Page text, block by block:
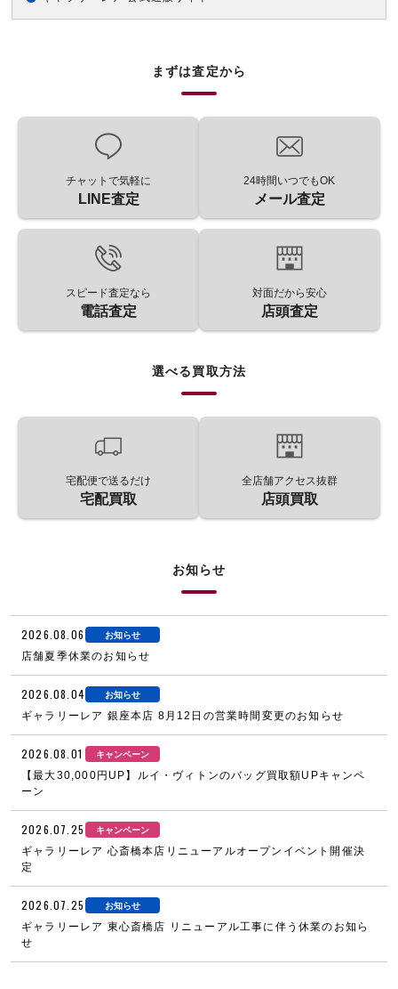
まずは査定から
チャットで気軽に
LINE査定
24時間いつでもOK
メール査定
スピード査定なら
電話査定
対面だから安心
店頭査定
選べる買取方法
宅配便で送るだけ
宅配買取
全店舗アクセス抜群
店頭買取
お知らせ
2026.08.06 お知らせ
店舗夏季休業のお知らせ
2026.08.04 お知らせ
ギャラリーレア 銀座本店 8月12日の営業時間変更のお知らせ
2026.08.01 キャンペーン
【最大30,000円UP】ルイ・ヴィトンのバッグ買取額UPキャンペ
ーン
2026.07.25 キャンペーン
ギャラリーレア 心斎橋本店リニューアルオープンイベント開催決
定
2026.07.25 お知らせ
ギャラリーレア 東心斎橋店 リニューアル工事に伴う休業のお知ら
せ